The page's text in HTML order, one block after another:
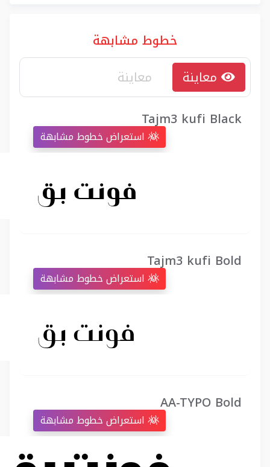
خطوط مشابهة
Tajm3 kufi Black
Tajm3 kufi Bold
AA-TYPO Bold